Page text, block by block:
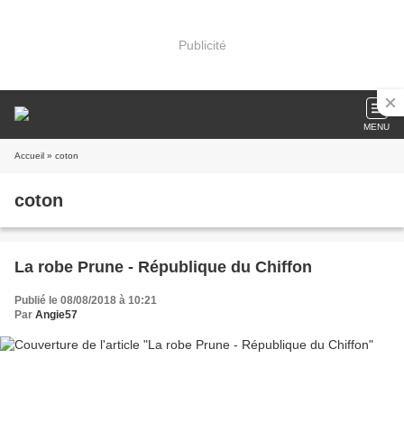
Publicité
MENU
Accueil » coton
coton
La robe Prune - République du Chiffon
Publié le 08/08/2018 à 10:21
Par Angie57